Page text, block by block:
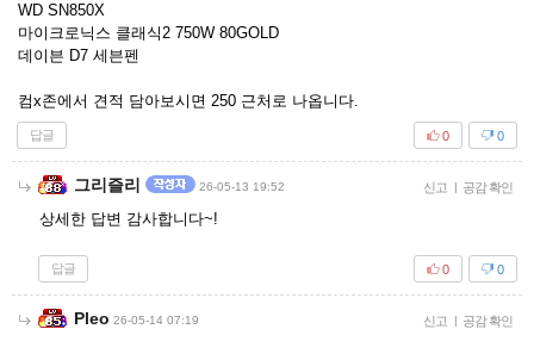
WD SN850X
마이크로닉스 클래식2 750W 80GOLD
데이븐 D7 세븐펜
컴x존에서 견적 담아보시면 250 근처로 나옵니다.
답글 0
0
그리즐리 26-05-13 19:52 신고 | 공감 확인
상세한 답변 감사합니다~!
답글 0
0
Pleo 26-05-14 07:19 신고 | 공감 확인